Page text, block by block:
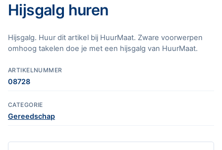
Hijsgalg huren
Hijsgalg. Huur dit artikel bij HuurMaat. Zware voorwerpen
omhoog takelen doe je met een hijsgalg van HuurMaat.
ARTIKELNUMMER
08728
CATEGORIE
Gereedschap